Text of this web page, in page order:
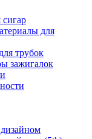
для
трубок
зажигалок